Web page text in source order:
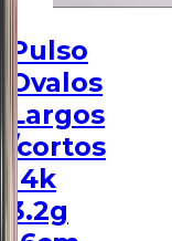
Pulso
Ovalos
Largos
/cortos
14k
3.2g